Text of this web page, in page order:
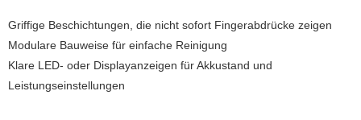
Griffige Beschichtungen, die nicht sofort Fingerabdrücke zeigen
Modulare Bauweise für einfache Reinigung
Klare LED- oder Displayanzeigen für Akkustand und
Leistungseinstellungen